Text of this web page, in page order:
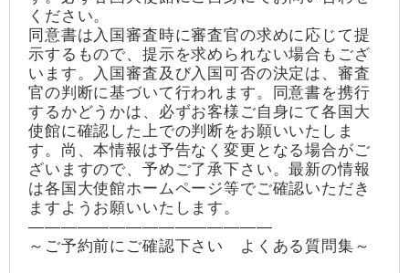
ください。
同意書は入国審査時に審査官の求めに応じて提
示するもので、提示を求められない場合もござ
います。入国審査及び入国可否の決定は、審査
官の判断に基づいて行われます。同意書を携行
するかどうかは、必ずお客様ご自身にて各国大
使館に確認した上での判断をお願いいたしま
す。尚、本情報は予告なく変更となる場合がご
ざいますので、予めご了承下さい。最新の情報
は各国大使館ホームページ等でご確認いただき
ますようお願いいたします。
―――――――――――――――
～ご予約前にご確認下さい よくある質問集～